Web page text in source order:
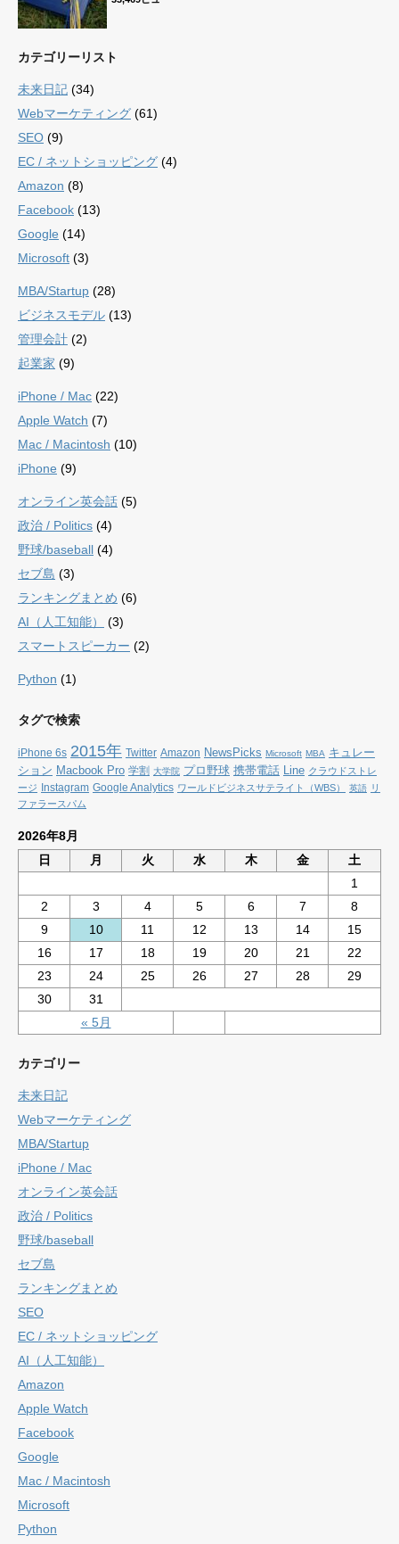
カテゴリーリスト
未来日記 (34)
Webマーケティング (61)
SEO (9)
EC / ネットショッピング (4)
Amazon (8)
Facebook (13)
Google (14)
Microsoft (3)
MBA/Startup (28)
ビジネスモデル (13)
管理会計 (2)
起業家 (9)
iPhone / Mac (22)
Apple Watch (7)
Mac / Macintosh (10)
iPhone (9)
オンライン英会話 (5)
政治 / Politics (4)
野球/baseball (4)
セブ島 (3)
ランキングまとめ (6)
AI（人工知能）
(3)
スマートスピーカー (2)
Python (1)
タグで検索
iPhone 6s 2015年 Twitter Amazon NewsPicks Microsoft MBA キュレー
ション Macbook Pro 学割 大学院 プロ野球 携帯電話 Line クラウドストレ
ージ Instagram Google Analytics ワールドビジネスサテライト（WBS） 英語 リ
ファラースパム
2026年8月
日
月 火 水 木 金 土
« 5月
1
2
3 4 5 6 7
8
9
10 11 12 13 14
15
16
17 18 19 20 21
22
23
24 25 26 27 28
29
30
31
カテゴリー
未来日記
Webマーケティング
MBA/Startup
iPhone / Mac
オンライン英会話
政治 / Politics
野球/baseball
セブ島
ランキングまとめ
SEO
EC / ネットショッピング
AI（人工知能）
Amazon
Apple Watch
Facebook
Google
Mac / Macintosh
Microsoft
Python